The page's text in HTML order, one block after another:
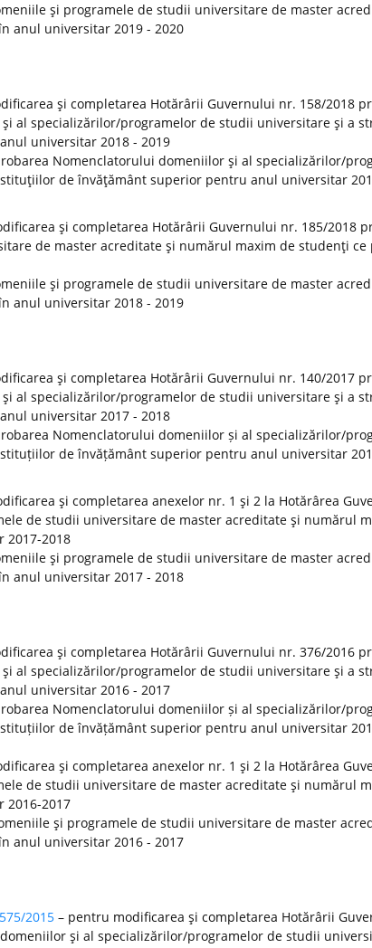
şi programele de studii universitare de master
anul universitar 2019 - 2020
şi completarea Hotărârii Guvernului nr. 158/2018
al specializărilor/programelor de studii universitare şi a
universitar 2018 - 2019
Nomenclatorului domeniilor şi al specializărilor/
de învăţământ superior pentru anul universitar
şi completarea Hotărârii Guvernului nr. 185/2018
de master acreditate şi numărul maxim de studenţi
şi programele de studii universitare de master
anul universitar 2018 - 2019
şi completarea Hotărârii Guvernului nr. 140/2017
al specializărilor/programelor de studii universitare şi a
universitar 2017 - 2018
Nomenclatorului domeniilor și al specializărilor/
de învățământ superior pentru anul universitar
şi completarea anexelor nr. 1 şi 2 la Hotărârea
de studii universitare de master acreditate şi numărul
2017-2018
şi programele de studii universitare de master
anul universitar 2017 - 2018
şi completarea Hotărârii Guvernului nr. 376/2016
al specializărilor/programelor de studii universitare şi a
universitar 2016 - 2017
Nomenclatorului domeniilor și al specializărilor/
de învățământ superior pentru anul universitar
şi completarea anexelor nr. 1 şi 2 la Hotărârea
de studii universitare de master acreditate şi numărul
2016-2017
şi programele de studii universitare de master
anul universitar 2016 - 2017
2015 – pentru modificarea şi completarea Hotărârii
şi al specializărilor/programelor de studii